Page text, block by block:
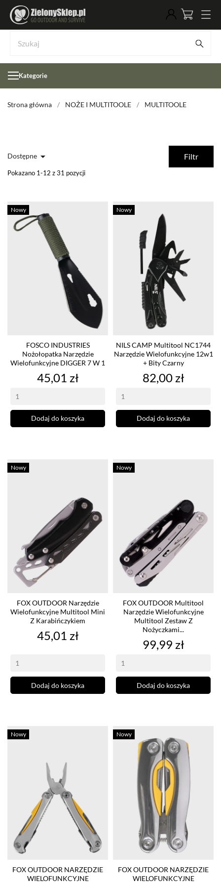
Kategorie
Strona główna NOŻE I MULTITOOLE MULTITOOLE
Dostępne  Filtr
Pokazano 1-12 z 31 pozycji
FOSCO INDUSTRIES
Nożołopatka Narzędzie
Wielofunkcyjne DIGGER 7 W 1
Cena
45,01 zł
Dodaj do koszyka
Nowy
NILS CAMP Multitool NC1744
Narzędzie Wielofunkcyjne 12w1
+ Bity Czarny
Cena
82,00 zł
Dodaj do koszyka
Nowy
FOX OUTDOOR Narzędzie
Wielofunkcyjne Multitool Mini
Z Karabińczykiem
Cena
45,01 zł
Dodaj do koszyka
Nowy
FOX OUTDOOR Multitool
Narzędzie Wielofunkcyjne
Multitool Zestaw Z
Nożyczkami...
Cena
99,99 zł
Dodaj do koszyka
Nowy
FOX OUTDOOR NARZĘDZIE
WIELOFUNKCYJNE
Nowy
FOX OUTDOOR NARZĘDZIE
WIELOFUNKCYJNE
Nowy